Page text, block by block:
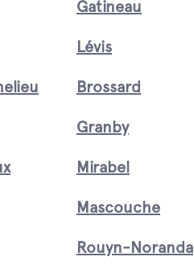
Gatineau
Lévis
Brossard
Granby
Mirabel
Mascouche
Rouyn-Noranda